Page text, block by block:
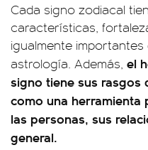
Cada signo zodiacal
características,
igualmente
astrología. Además, el
signo tiene sus rasgos
como una herramienta
las personas, sus
general.